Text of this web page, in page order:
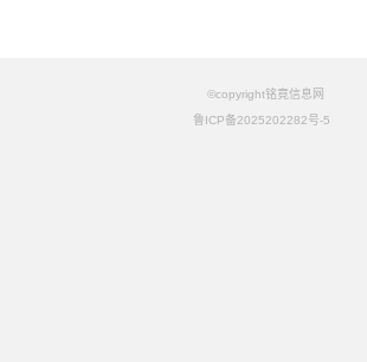
©copyright铭竟信息网
鲁ICP备2025202282号-5